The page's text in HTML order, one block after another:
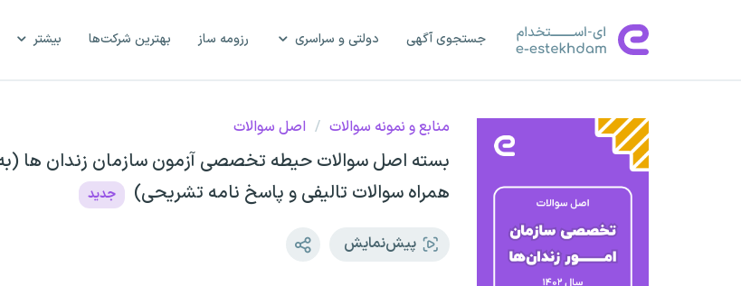
جستجوی آگهی دولتی و سراسری رزومه ساز بهترین شرکت‌ها بیشتر
منابع و نمونه سوالات / اصل سوالات
بسته اصل سوالات حیطه تخصصی آزمون سازمان زندان ها
همراه سوالات تالیفی و پاسخ نامه تشریحی)
جدید
پیش‌نمایش